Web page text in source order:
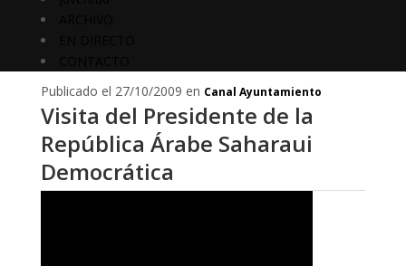
Publicado el 27/10/2009 en Canal Ayuntamiento
Visita del Presidente de la
República Árabe Saharaui
Democrática